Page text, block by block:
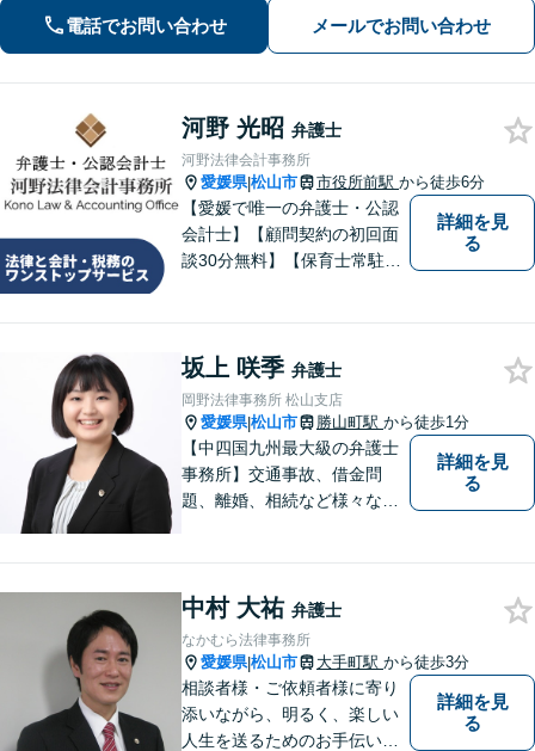
談に対応。お気軽にご連絡ください。
【勝山町駅3分】
電話でお問い合わせ メールでお問い合わせ
河野 光昭 弁護士
河野法律会計事務所
愛媛県|松山市 市役所前駅 から徒歩6分
【愛媛で唯一の弁護士・公認
会計士】【顧問契約の初回面
談30分無料】【保育士常駐】
せください。
詳細を見
る
坂上 咲季 弁護士
岡野法律事務所 松山支店
愛媛県|松山市 勝山町駅 から徒歩1分
【中四国九州最大級の弁護士
事務所】交通事故、借金問
題、離婚、相続など様々な問
い！
詳細を見
る
中村 大祐 弁護士
なかむら法律事務所
愛媛県|松山市 大手町駅 から徒歩3分
相談者様・ご依頼者様に寄り
添いながら、明るく、楽しい
人生を送るためのお手伝いを
詳細を見
る